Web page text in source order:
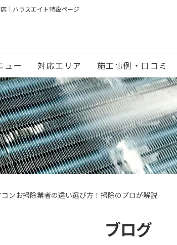
｜ハウスエイト特設ページ
ュー 対応エリア 施工事例・口コミ
ンお掃除業者の違い選び方！掃除のプロが解説
ブログ